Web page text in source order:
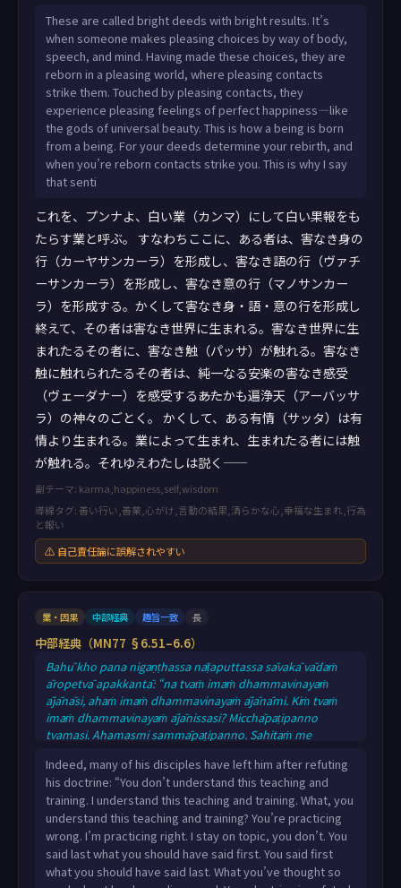
abhisaṅkharitvā, abyābajjhaṁ manosaṅkhāraṁ
abhisaṅkharitvā abyābajjhaṁ lokaṁ upapajjati. Tamenaṁ
abyābajjhaṁ lokaṁ upapannaṁ samānaṁ abyābajjhā
phassā phusanti. So abyābajjhehi phassehi phuṭṭho
samāno abyābajjhaṁ vedanaṁ vedeti ekant
These are called bright deeds with bright results. It’s
when someone makes pleasing choices by way of body,
speech, and mind. Having made these choices, they are
reborn in a pleasing world, where pleasing contacts
strike them. Touched by pleasing contacts, they
experience pleasing feelings of perfect happiness—like
the gods of universal beauty. This is how a being is born
from a being. For your deeds determine your rebirth, and
when you’re reborn contacts strike you. This is why I say
that senti
これを、プンナよ、白い業（カンマ）にして白い果報をも
たらす業と呼ぶ。 すなわちここに、ある者は、害なき身の
行（カーヤサンカーラ）を形成し、害なき語の行（ヴァチ
ーサンカーラ）を形成し、害なき意の行（マノサンカー
ラ）を形成する。かくして害なき身・語・意の行を形成し
終えて、その者は害なき世界に生まれる。害なき世界に生
まれたるその者に、害なき触（パッサ）が触れる。害なき
触に触れられたるその者は、純一なる安楽の害なき感受
（ヴェーダナー）を感受する――あたかも遍浄天（アーバッサ
ラ）の神々のごとく。 かくして、ある有情（サッタ）は有
情より生まれる。業によって生まれ、生まれたる者には触
が触れる。それゆえわたしは説く――
副テーマ: karma,happiness,self,wisdom
導線タグ: 善い行い,善業,心がけ,言動の結果,清らかな心,幸福な生まれ,行為
と報い
⚠ 自己責任論に誤解されやすい
業・因果 中部経典 趣旨一致 長
中部経典（MN77 §6.51–6.6）
Bahū kho pana nigaṇṭhassa nāṭaputtassa sāvakā vādaṁ
āropetvā apakkantā: “na tvaṁ imaṁ dhammavinayaṁ
ājānāsi, ahaṁ imaṁ dhammavinayaṁ ājānāmi. Kiṁ tvaṁ
imaṁ dhammavinayaṁ ājānissasi? Micchāpaṭipanno
tvamasi. Ahamasmi sammāpaṭipanno. Sahitaṁ me
pacchāvacanīyaṁ pure avaca, adhiciṇṇaṁ te viparāvattaṁ,
āropito te vādo, niggahitosi, cara vādappamokkhāya,
nibbeṭhehi vā sace pahosī”ti. Iti nigaṇṭho nāṭaputto
sāvakānaṁ na sakkato na garukato na mānito na pūjito, n
Indeed, many of his disciples have left him after refuting
his doctrine: “You don’t understand this teaching and
training. I understand this teaching and training. What, you
understand this teaching and training? You’re practicing
wrong. I’m practicing right. I stay on topic, you don’t. You
said last what you should have said first. You said first
what you should have said last. What you’ve thought so